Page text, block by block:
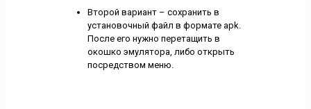
Второй вариант – сохранить в
установочный файл в формате apk.
После его нужно перетащить в
окошко эмулятора, либо открыть
посредством меню.